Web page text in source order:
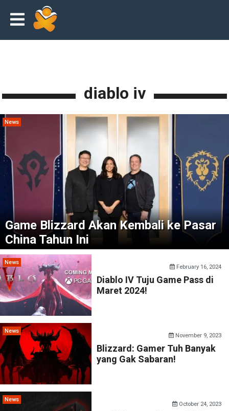
diablo iv
News
Game Blizzard Akan Kembali ke Pasar
China Tahun Ini
News
February 16, 2024
Diablo IV Tuju Game Pass di
Maret 2024!
News
November 9, 2023
Blizzard: Gamer Tuh Banyak
yang Gak Sabaran!
News
October 24, 2023